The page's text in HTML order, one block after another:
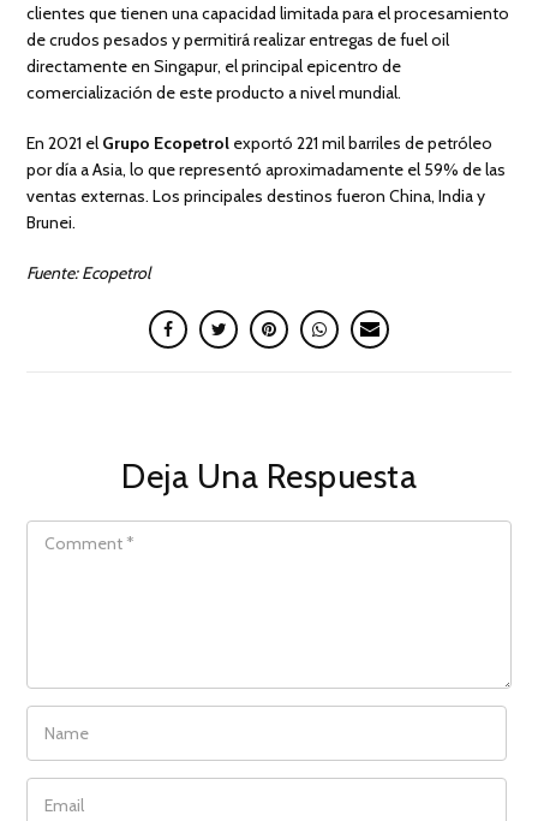
clientes que tienen una capacidad limitada para el procesamiento
de crudos pesados y permitirá realizar entregas de fuel oil
directamente en Singapur, el principal epicentro de
comercialización de este producto a nivel mundial.
En 2021 el Grupo Ecopetrol exportó 221 mil barriles de petróleo
por día a Asia, lo que representó aproximadamente el 59% de las
ventas externas. Los principales destinos fueron China, India y
Brunei.
Fuente: Ecopetrol
Deja Una Respuesta
COMMENT
NAME
EMAIL